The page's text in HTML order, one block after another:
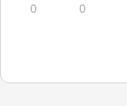
0 0